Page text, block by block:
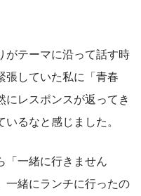
がテーマに沿って話す時
張していた私に「青春
レスポンスが返ってき
るなと感じました。
「一緒に行きません
一緒にランチに行ったの